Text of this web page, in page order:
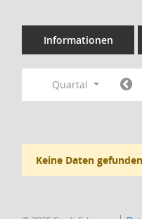
Informationen
Quartal
Keine Daten